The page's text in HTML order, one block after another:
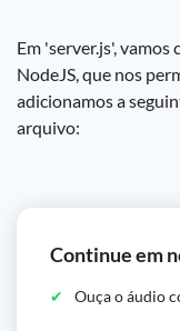
Em 'server.js',
NodeJS, que nos
adicionamos a
arquivo:
Continue em
Ouça o áudio